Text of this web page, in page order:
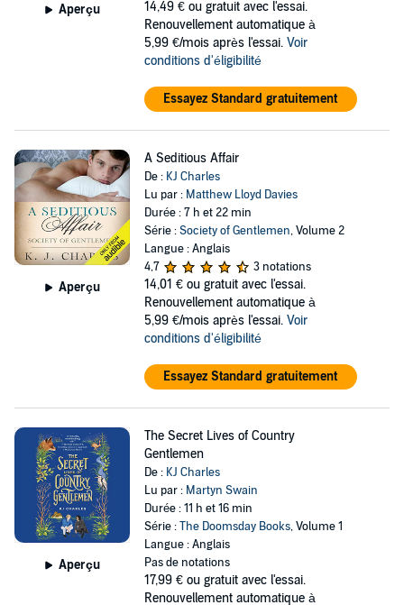
Aperçu 14,49 € ou gratuit avec l'essai.
Renouvellement automatique à
5,99 €/mois après l'essai. Voir
conditions d'éligibilité
Essayez Standard gratuitement
Aperçu
A Seditious Affair
De : KJ Charles
Lu par : Matthew Lloyd Davies
Durée : 7 h et 22 min
Série :Society of Gentlemen, Volume 2
Langue : Anglais
4,7
3 notations
14,01 € ou gratuit avec l'essai.
Renouvellement automatique à
5,99 €/mois après l'essai. Voir
conditions d'éligibilité
Essayez Standard gratuitement
Aperçu
The Secret Lives of Country
Gentlemen
De : KJ Charles
Lu par : Martyn Swain
Durée : 11 h et 16 min
Série :The Doomsday Books, Volume 1
Langue : Anglais
Pas de notations
17,99 € ou gratuit avec l'essai.
Renouvellement automatique à